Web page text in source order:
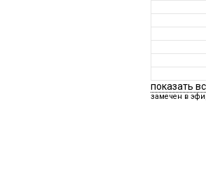
показать
замечен в